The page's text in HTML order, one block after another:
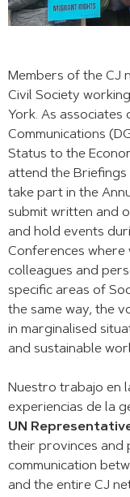
Members of the CJ
Civil Society
York. As
Communications
Status to the
attend the Briefings
take part in the
submit written and
and hold events
Conferences
colleagues and
specific areas of
the same way, the
in marginalised
and sustainable
Nuestro trabajo en
experiencias de la
UN
their provinces and
communication
and the entire CJ